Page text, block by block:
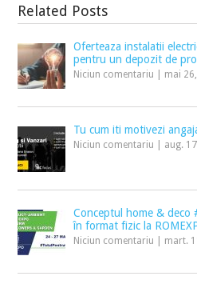
Related Posts
Oferteaza instalatii
pentru un depozit de
Niciun comentariu mai
Tu cum iti motivezi
Niciun comentariu aug.
Conceptul home & deco
în format fizic la
Niciun comentariu mart.